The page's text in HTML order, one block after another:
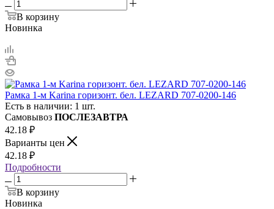
В корзину
Новинка
Рамка 1-м Karina горизонт. бел. LEZARD 707-0200-146
Есть в наличии: 1 шт.
Самовывоз ПОСЛЕЗАВТРА
42.18 ₽
Варианты цен
42.18 ₽
Подробности
В корзину
Новинка